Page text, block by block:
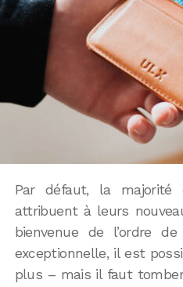
Par défaut, la majorité
attribuent à leurs
bienvenue de l’ordre
exceptionnelle, il est
plus – mais il faut